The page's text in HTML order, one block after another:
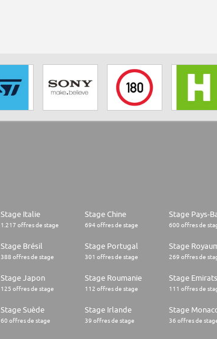
Stage Italie
1.217 offres de stage
Stage Chine
694 offres de stage
Stage Pays-
600 offres de
Stage Brésil
388 offres de stage
Stage Portugal
301 offres de stage
Stage
269 offres de
Stage Japon
125 offres de stage
Stage Roumanie
112 offres de stage 111 offres de
Stage Suède
60 offres de stage
Stage Irlande
39 offres de stage
Stage
36 offres de